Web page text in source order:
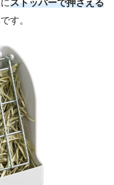
ストッパーで押さえる
す。